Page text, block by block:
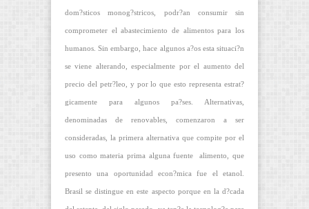
dom?sticos monog?stricos, podr?an consumir sin
comprometer el abastecimiento de alimentos para los
humanos. Sin embargo, hace algunos a?os esta situaci?n
se viene alterando, especialmente por el aumento del
precio del petr?leo, y por lo que esto representa estrat?
gicamente para algunos pa?ses. Alternativas,
denominadas de renovables, comenzaron a ser
consideradas, la primera alternativa que compite por el
uso como materia prima alguna fuente alimento, que
presento una oportunidad econ?mica fue el etanol.
Brasil se distingue en este aspecto porque en la d?cada